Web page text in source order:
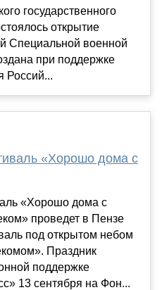
государственного
открытие
Специальной военной
при поддержке
Россий...
«Хорошо дома с
«Хорошо дома с
проведет в Пензе
под открытом небом
Праздник
поддержке
13 сентября на Фон...